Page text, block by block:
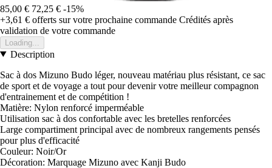
85,00 € 72,25 € -15%
+3,61 € offerts sur votre prochaine commande Crédités après
validation de votre commande
Loading...
Description
Sac à dos Mizuno Budo léger, nouveau matériau plus résistant, ce sac
de sport et de voyage a tout pour devenir votre meilleur compagnon
d'entrainement et de compétition !
Matière: Nylon renforcé imperméable
Utilisation sac à dos confortable avec les bretelles renforcées
Large compartiment principal avec de nombreux rangements pensés
pour plus d'efficacité
Couleur: Noir/Or
Décoration: Marquage Mizuno avec Kanji Budo